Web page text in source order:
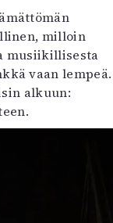
milloin
musiikillisesta
vaan lempeä.
alkuun: